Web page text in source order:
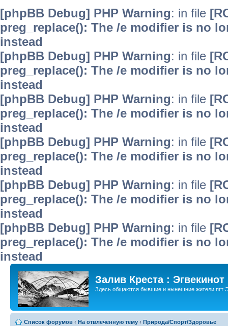
[phpBB Debug] PHP Warning: in file
preg_replace(): The /e modifier is no
instead
[phpBB Debug] PHP Warning: in file
preg_replace(): The /e modifier is no
instead
[phpBB Debug] PHP Warning: in file
preg_replace(): The /e modifier is no
instead
[phpBB Debug] PHP Warning: in file
preg_replace(): The /e modifier is no
instead
[phpBB Debug] PHP Warning: in file
preg_replace(): The /e modifier is no
instead
[phpBB Debug] PHP Warning: in file
preg_replace(): The /e modifier is no
instead
Залив Креста : Эгвекинот
Здесь общаются бывшие и нынешние жители пгт
Список форумов ‹ На отвлеченную тему ‹ Природа/Спорт/Здоровье